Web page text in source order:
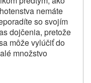
nemáte
so svojím
dojčenia, pretože
môže vylúčiť do
množstvo